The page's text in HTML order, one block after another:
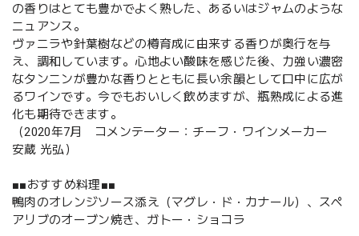
の香りはとても豊かでよく熟した、あるいはジャムのような
ニュアンス。
ヴァニラや針葉樹などの樽育成に由来する香りが奥行を与
え、調和しています。心地よい酸味を感じた後、力強い濃密
なタンニンが豊かな香りとともに長い余韻として口中に広が
るワインです。今でもおいしく飲めますが、瓶熟成による進
化も期待できます。
（2020年7月 コメンテーター：チーフ・ワインメーカー
安蔵 光弘）
■■おすすめ料理■■
鴨肉のオレンジソース添え（マグレ・ド・カナール）、スペ
アリブのオーブン焼き、ガトー・ショコラ